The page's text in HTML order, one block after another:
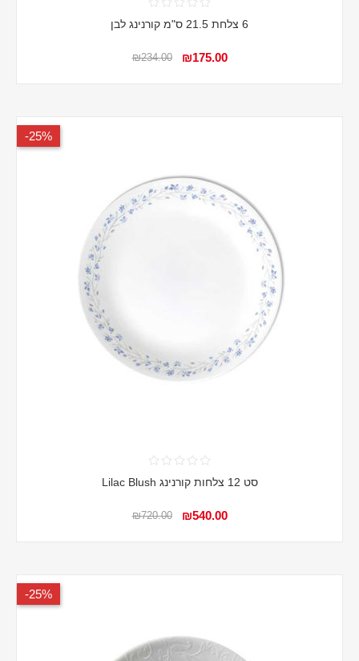
6 צלחת 21.5 ס"מ קורנינג לבן
₪175.00
₪234.00
25%-
סט 12 צלחות קורנינג Lilac Blush
₪540.00
₪720.00
25%-